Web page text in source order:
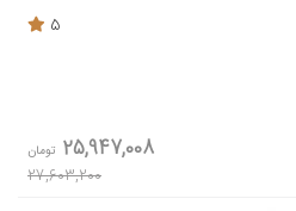
5
25,947,008 تومان
27,603,200